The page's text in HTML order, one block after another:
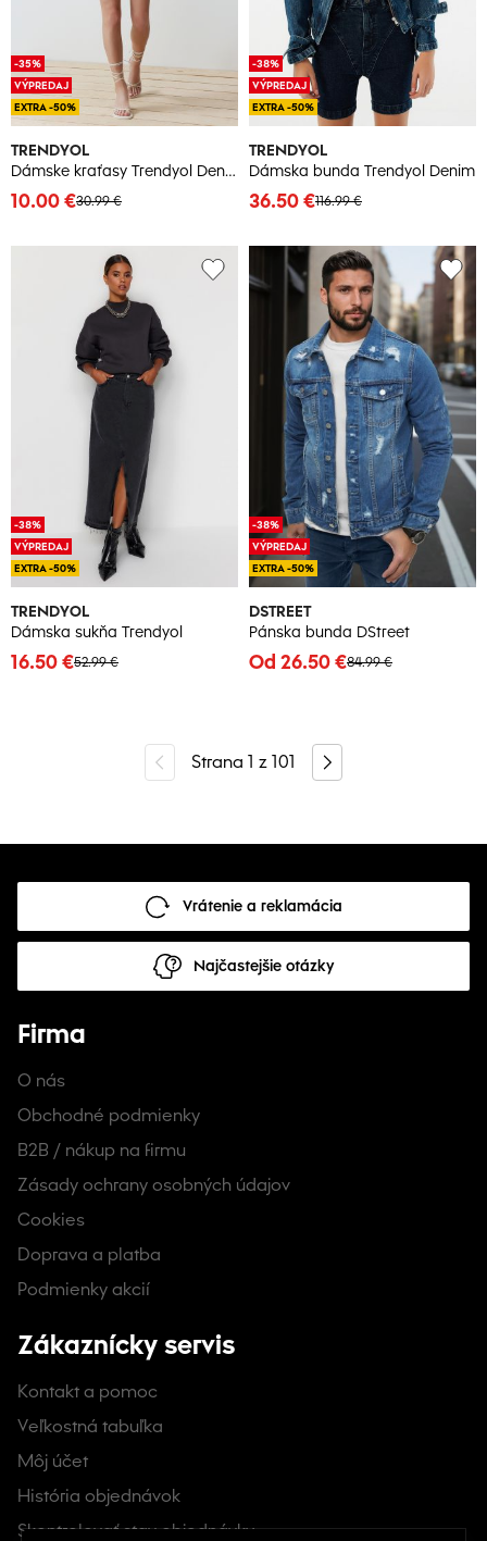
TRENDYOL
Dámske kraťasy Trendyol Denim
30.99 €
10.00 €
-35%
VÝPREDAJ
EXTRA -50%
TRENDYOL
Dámska bunda Trendyol Denim
116.99 €
36.50 €
-38%
VÝPREDAJ
EXTRA -50%
TRENDYOL
Dámska sukňa Trendyol
52.99 €
16.50 €
-38%
VÝPREDAJ
EXTRA -50%
DSTREET
Pánska bunda DStreet
84.99 €
Od 26.50 €
-38%
VÝPREDAJ
EXTRA -50%
Strana 1 z 101
Vrátenie a reklamácia
Najčastejšie otázky
Firma
O nás
Obchodné podmienky
B2B / nákup na firmu
Zásady ochrany osobných údajov
Cookies
Doprava a platba
Podmienky akcií
Zákaznícky servis
Kontakt a pomoc
Veľkostná tabuľka
Môj účet
História objednávok
Skontrolovať stav objednávky